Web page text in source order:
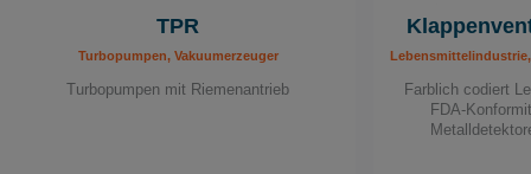
TPR
Turbopumpen, Vakuumerzeuger
Turbopumpen mit Riemenantrieb
Farblich codiert
FDA-